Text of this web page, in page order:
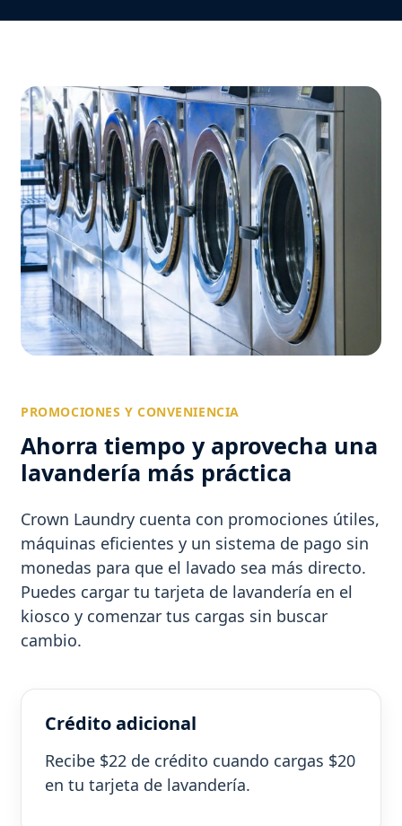
PROMOCIONES Y CONVENIENCIA
Ahorra tiempo y aprovecha una
lavandería más práctica
Crown Laundry cuenta con promociones útiles,
máquinas eficientes y un sistema de pago sin
monedas para que el lavado sea más directo.
Puedes cargar tu tarjeta de lavandería en el
kiosco y comenzar tus cargas sin buscar
cambio.
Crédito adicional
Recibe $22 de crédito cuando cargas $20
en tu tarjeta de lavandería.